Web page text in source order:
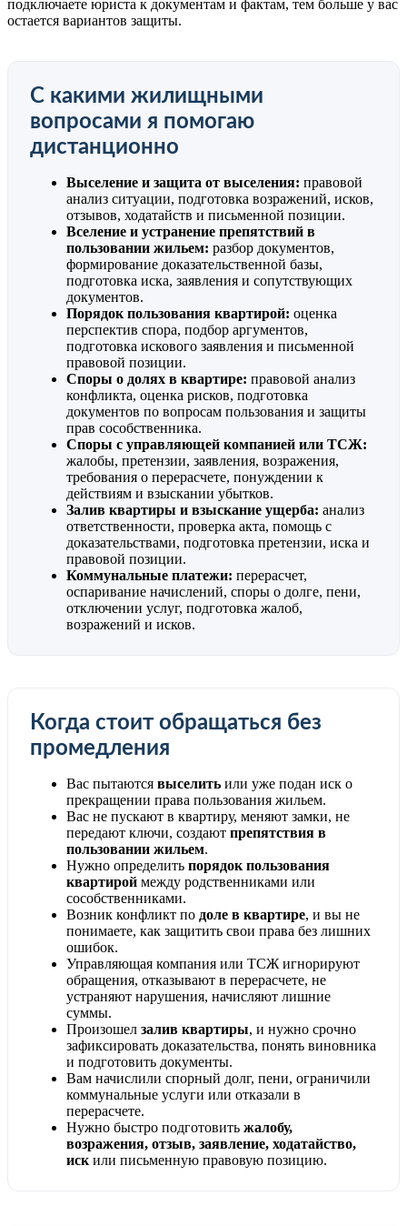
подключаете юриста к документам и фактам, тем больше у вас
остается вариантов защиты.
С какими жилищными
вопросами я помогаю
дистанционно
Выселение и защита от выселения: правовой
анализ ситуации, подготовка возражений, исков,
отзывов, ходатайств и письменной позиции.
Вселение и устранение препятствий в
пользовании жильем: разбор документов,
формирование доказательственной базы,
подготовка иска, заявления и сопутствующих
документов.
Порядок пользования квартирой: оценка
перспектив спора, подбор аргументов,
подготовка искового заявления и письменной
правовой позиции.
Споры о долях в квартире: правовой анализ
конфликта, оценка рисков, подготовка
документов по вопросам пользования и защиты
прав сособственника.
Споры с управляющей компанией или ТСЖ:
жалобы, претензии, заявления, возражения,
требования о перерасчете, понуждении к
действиям и взыскании убытков.
Залив квартиры и взыскание ущерба: анализ
ответственности, проверка акта, помощь с
доказательствами, подготовка претензии, иска и
правовой позиции.
Коммунальные платежи: перерасчет,
оспаривание начислений, споры о долге, пени,
отключении услуг, подготовка жалоб,
возражений и исков.
Когда стоит обращаться без
промедления
Вас пытаются выселить или уже подан иск о
прекращении права пользования жильем.
Вас не пускают в квартиру, меняют замки, не
передают ключи, создают препятствия в
пользовании жильем.
Нужно определить порядок пользования
квартирой между родственниками или
сособственниками.
Возник конфликт по доле в квартире, и вы не
понимаете, как защитить свои права без лишних
ошибок.
Управляющая компания или ТСЖ игнорируют
обращения, отказывают в перерасчете, не
устраняют нарушения, начисляют лишние
суммы.
Произошел залив квартиры, и нужно срочно
зафиксировать доказательства, понять виновника
и подготовить документы.
Вам начислили спорный долг, пени, ограничили
коммунальные услуги или отказали в
перерасчете.
Нужно быстро подготовить жалобу,
возражения, отзыв, заявление, ходатайство,
иск или письменную правовую позицию.